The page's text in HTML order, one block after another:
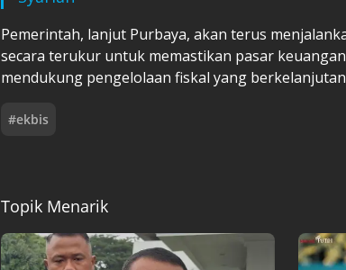
Pemerintah, lanjut Purbaya, akan terus
secara terukur untuk memastikan pasar
mendukung pengelolaan fiskal yang
#ekbis
Topik Menarik